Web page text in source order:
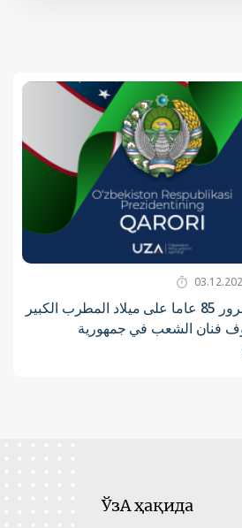
الاحتفال بمرور 85 عاما على ميلاد المطرب الكبير
فنان الشعب في جمهورية
ЎзА ҳақида